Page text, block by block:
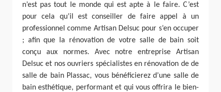
n’est pas tout le monde qui est apte à le faire. C’est
pour cela qu’il est conseiller de faire appel à un
professionnel comme Artisan Delsuc pour s’en occuper
; afin que la rénovation de votre salle de bain soit
conçu aux normes. Avec notre entreprise Artisan
Delsuc et nos ouvriers spécialistes en rénovation de de
salle de bain Plassac, vous bénéficierez d’une salle de
bain esthétique, performant et qui vous offrira le bien-